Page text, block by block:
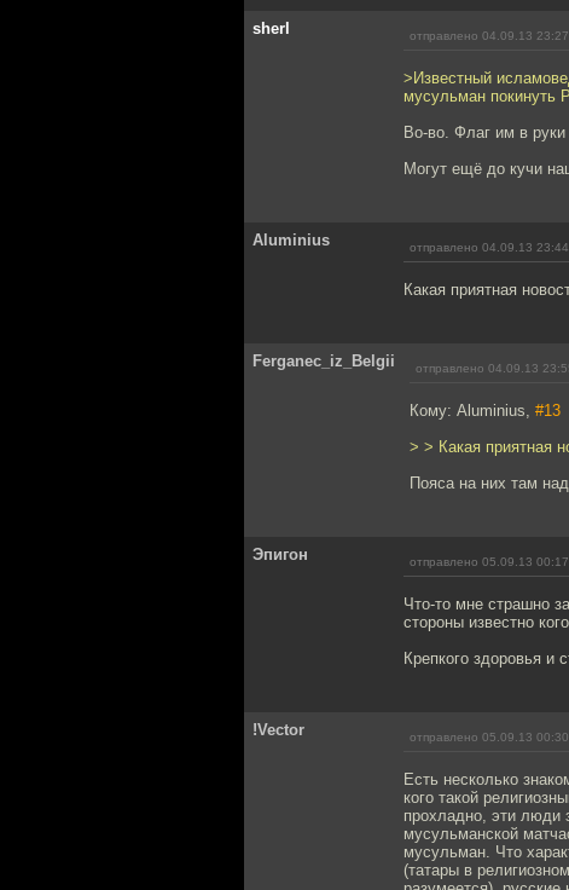
sherl отправлено 04.09.13 23:27
>Известный
мусульман покинуть
Во-во. Флаг им в
Могут ещё до кучи
Aluminius отправлено 04.09.13 23:44
Какая приятная
Ferganec_iz_Belgii отправлено 04.09.13
Кому: Aluminius, #13
> > Какая приятная
Пояса на них там
Эпигон отправлено 05.09.13 00:17
Что-то мне страшно
стороны известно
Крепкого здоровья и
!Vector отправлено 05.09.13 00:30
Есть несколько
кого такой
прохладно, эти люди
мусульманской
мусульман. Что
(татары в